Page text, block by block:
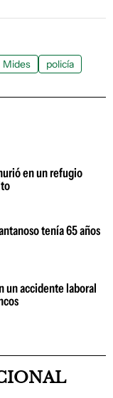
Mides policía
en un refugio
tenía 65 años
un accidente laboral